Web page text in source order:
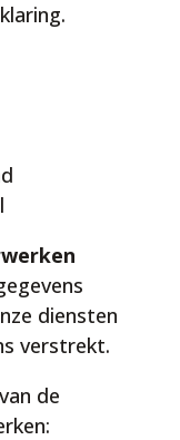
diensten
verstrekt.
de